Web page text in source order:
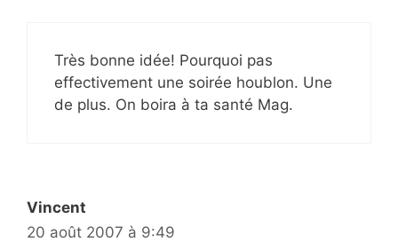
Très bonne idée! Pourquoi pas
effectivement une soirée houblon. Une
de plus. On boira à ta santé Mag.
Vincent
20 août 2007 à 9:49